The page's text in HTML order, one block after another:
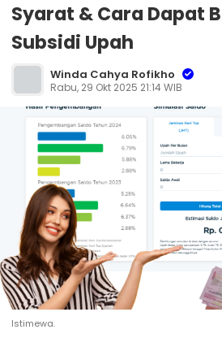
Syarat & Cara Dapat
Subsidi Upah
Winda Cahya Rofikho
Rabu, 29 Okt 2025 21:14 WIB
Istimewa.